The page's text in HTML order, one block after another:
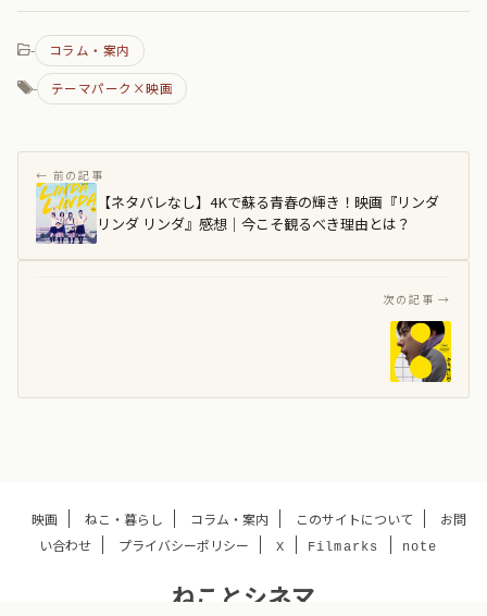
- コラム・案内
- テーマパーク×映画
【ネタバレなし】4Kで蘇る青春の輝き！映画『リンダ
リンダ リンダ』感想｜今こそ観るべき理由とは？
し】
口』
映画 ねこ・暮らし コラム・案内 このサイトについて
お問
い合わせ
プライバシーポリシー X Filmarks note
ねことシネマ